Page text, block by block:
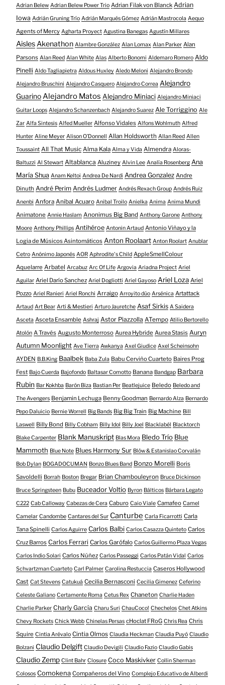
Adrian Belew Adrian Belew Power Trio Adrian Filak von Blanck Adrian
Iowa Adrián Gruning Trío Adrián Marqués Gómez Adrián Mastrocola Aequo
Agents of Mercy Agharta Proyect Agustina Banegas Agustín Millares
AislesAkenathon Alambre González Alan Lomax Alan Parker Alan
Parsons Alan Reed Alan White Alas Alberto Bonomi Aldemaro Romero Aldo
Pinelli Aldo Tagliapietra Aldous Huxley Aledo Meloni Alejandro Brondo
Alejandro Bruschini Alejandro Casquero Alejandro Correa Alejandro
GuarinoAlejandro Matos Alejandro Miniaci Alejandro Miniaci
Guitar Loops Alejandro Schanzenbach Alejandro Suarez Ale Torriggino Ale
Zar Alfa Sintesis Alfed Mueller Alfonso Vidales Alfons Wohlmuth Alfred
Hunter Aline Meyer Alison O​’​Donnell Allan Holdsworth Allan Reed Allen
Toussaint All That Music Alma Kala Alma y Vida Almendra Aloras-
Baltuzzi Al Stewart Altablanca Aluziney Alvin Lee Analía Rosenberg Ana
María Shua Anam Keltoi Andrea De Nardi Andrea Gonzalez Andre
Dinuth André Perim Andrés Ludmer Andrés Rexach Group Andrés Ruiz
Anenbi Anfora Anibal Acuaro Anibal Troilo Anielka Anima Anima Mundi
Animatone Annie Haslam Anonimus Big Band Anthony Garone Anthony
Moore Anthony Phillips Antihéroe Antonin Artaud Antonio Viñayo y la
Logia de Músicos Asintomáticos Anton Roolaart Anton Roolart Anublar
Cetro Anónimo Japonés AOR Aphrodite's Child AppleSmellColour
Aquelarre Arbatel Arcabuz Arc Of Life Argovia Ariadna Project Ariel
Aguilar Ariel Darío Sanchez Ariel Dogliotti Ariel Gayoso Ariel Loza Ariel
Pozzo Ariel Ranieri Ariel Ronchi Arraigo Arroyito dúo Arsénica Artattack
Artaud Art Bear Arti & Mestieri Arturo Jauretche Asaf Sirkis A Saidera
Asceta Asceta Ensamble Ashraj Astor Piazzolla ATempo Atilio Bertorello
Atolón A Través Augusto Monterroso Aurea Hybride Aurea Stasis Auryn
Autumn Moonlight Ave Tierra Awkanya Axel Giudice Axel Scheinsohn
AYDEN B.B.King Baalbek Baba Zula Babu Cerviño Cuarteto Baires Prog
Fest Bajo Cuerda Bajofondo Baltasar Comotto Banana Bandgap Barbara
Rubin Bar Kokhba Barón Biza Bastian Per Beatlejuice Beledo Beledo and
The Avengers Benjamin Lechuga Benny Goodman Bernardo Alza Bernardo
Pepo Daluicio Bernie Worrell Big Bands Big Big Train Big Machine Bill
Laswell Billy Bond Billy Cobham Billy Idol Billy Joel Blacklabél Blacktorch
Blake Carpenter Blank Manuskript Blas Mora Bledo Trío Blue
Mammoth Blue Note Blues Harmony Sur Blöw & Estanislao Corvalán
Bob Dylan BOGADOCUMAN Bonzo Blues Band Bonzo Morelli Boris
Savoldelli Borrah Boston Bregar Brian Chambouleyron Bruce Dickinson
Bruce Springsteen Bubu Buceador Voltio Byron Bálticos Bárbara Legato
C222 Cab Calloway Cabezas de Cera Caburo Caio Viale Camafeo Camel
Camelar Candombe Cantares del Sur Canturbe Carla Ficarrotti Carla
Tana Spinelli Carlos Aguirre Carlos Balbi Carlos Casazza Quinteto Carlos
Cruz Barros Carlos Ferrari Carlos Garófalo Carlos Guillermo Plaza Vegas
Carlos Indio Solari Carlos Núñez Carlos Passeggi Carlos Patán Vidal Carlos
Schvartzman Cuarteto Carl Palmer Carolina Restuccia Caseros Hollywood
Cast Cat Stevens Catukuá Cecilia Bernasconi Cecilia Gimenez Ceferino
Celeste Galiano Certamente Roma Cetus Rex Chaneton Charlie Haden
Charlie Parker Charly García Charu Suri ChauCoco! Chechelos Chet Atkins
Chevy Rockets Chick Webb Chinelas Persas cHoclat FRoG Chris Rea Chris
Squire Cintia Arévalo Cintia Olmos Claudia Heckman Claudia Puyó Claudio
Bolzani Claudio Delgift Claudio Devigili Claudio Fazio Claudio Gabis
Claudio Zemp Clint Bahr Closure Coco Maskivker Collin Sherman
Colosos Comokena Compañeros del Vino Complejo Educativo de Alberdi